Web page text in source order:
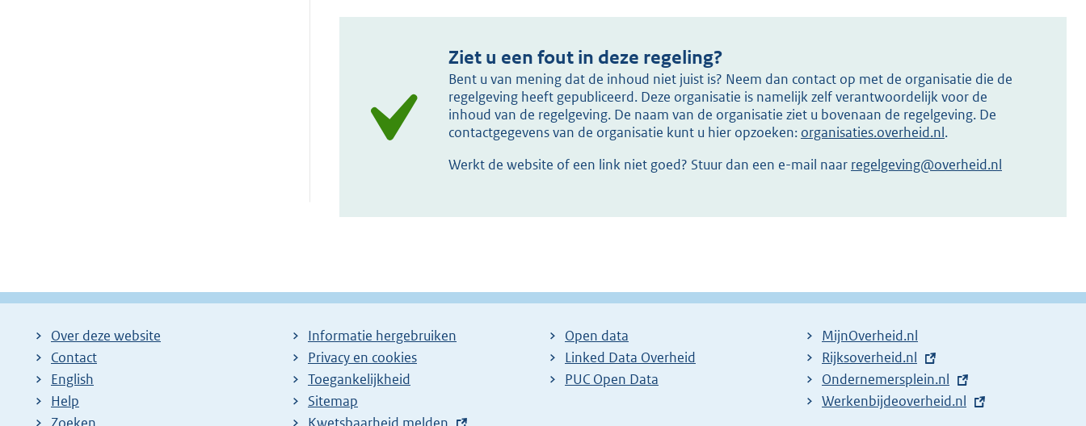
Ziet u een fout in deze regeling?
Bent u van mening dat de inhoud niet juist is? Neem dan contact op met de organisatie die de
regelgeving heeft gepubliceerd. Deze organisatie is namelijk zelf verantwoordelijk voor de
inhoud van de regelgeving. De naam van de organisatie ziet u bovenaan de regelgeving. De
contactgegevens van de organisatie kunt u hier opzoeken: organisaties.overheid.nl.
Werkt de website of een link niet goed? Stuur dan een e-mail naar regelgeving@overheid.nl
Over deze website
Contact
English
Help
Zoeken
Informatie hergebruiken
Privacy en cookies
Toegankelijkheid
Sitemap
E
Kwetsbaarheid melden
Open data
Linked Data Overheid
PUC Open Data
MijnOverheid.nl
E
x
t
Rijksoverheid.nl
E
x
Ondernemersplein.nl
E
Werkenbijdeoverheid.nl